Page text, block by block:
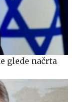
glede načrta